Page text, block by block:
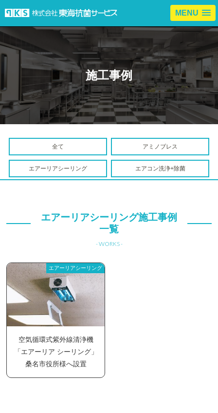
MENU
施工事例
全て アミノブレス
エアーリアシーリング エアコン洗浄+除菌
エアーリアシーリング施工事例
一覧
- WORKS -
エアーリアシーリング
空気循環式紫外線清浄機
「エアーリア シーリング」
桑名市役所様へ設置